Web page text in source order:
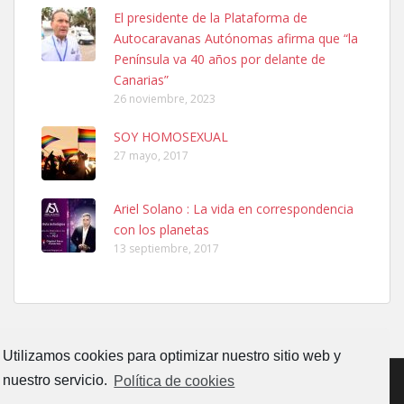
Utilizamos cookies para optimizar nuestro sitio web y
nuestro servicio. Política de cookies
SHIBA PERDIDO AVDA JOSE MESA Y LOPEZ
PERRO MACHO RAZA SHIBA CON MICROCHIP PERDIDO HOY
06/07/2025 ZONA MESA Y LOPEZ. ES MUY ASUSTADIZO
Leales.org » Gran Canaria
6.7.2025
Ninfa perdida
El día 5 se los perdió una ninfa papillera, asustada tiene miedo a la
calle, se perdió por la zon...
El presidente de la Plataforma de
Autocaravanas Autónomas afirma que “la
Península va 40 años por delante de
Canarias”
26 noviembre, 2023
SOY HOMOSEXUAL
27 mayo, 2017
Ariel Solano : La vida en correspondencia
con los planetas
13 septiembre, 2017